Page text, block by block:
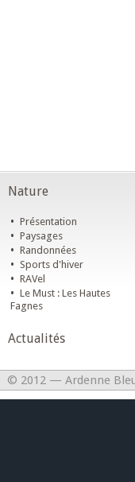
Nature
• Présentation
• Paysages
• Randonnées
• Sports d'hiver
• RAVel
• Le Must : Les Hautes
Fagnes
Actualités
© 2012 — Ardenne